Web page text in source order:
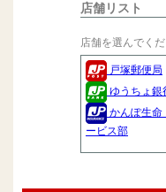
店舗リスト
店舗を選んでく
戸塚郵便局
ゆうちょ
かんぽ生
ービス部